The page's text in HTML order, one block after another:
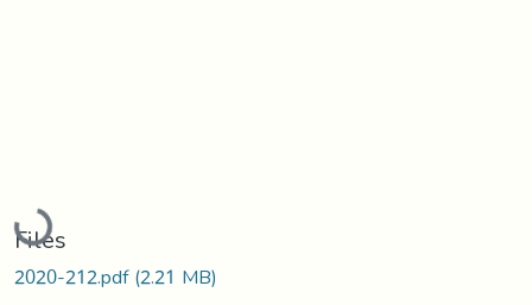
Loading...
Files
2020-212.pdf(2.21 MB)